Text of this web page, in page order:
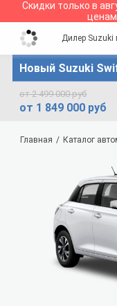
Скидки только в
Дилер Suzuki
Новый Suzuki
от 2 499 000 руб
от 1 849 000 руб
Главная Каталог